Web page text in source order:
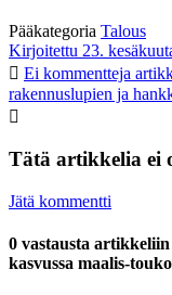
Pääkategoria Talous
Kirjoitettu 23.
Ei kommentteja
rakennuslupien ja
Tätä artikkelia ei
Jätä kommentti
0 vastausta
kasvussa maalis-